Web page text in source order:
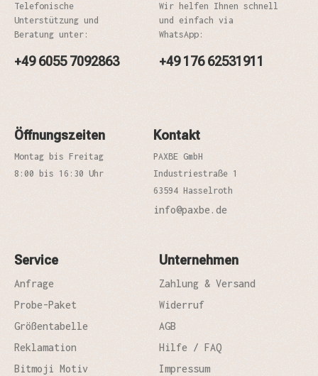
Telefonische
Unterstützung und
Beratung unter:
+49 6055 7092863
Wir helfen Ihnen schnell
und einfach via
WhatsApp:
+49 176 62531911
Öffnungszeiten
Montag bis Freitag
8:00 bis 16:30 Uhr
Kontakt
PAXBE GmbH
Industriestraße 1
63594 Hasselroth
info@paxbe.de
Service
Anfrage
Probe-Paket
Größentabelle
Reklamation
Bitmoji Motiv
Unternehmen
Zahlung & Versand
Widerruf
AGB
Hilfe / FAQ
Impressum